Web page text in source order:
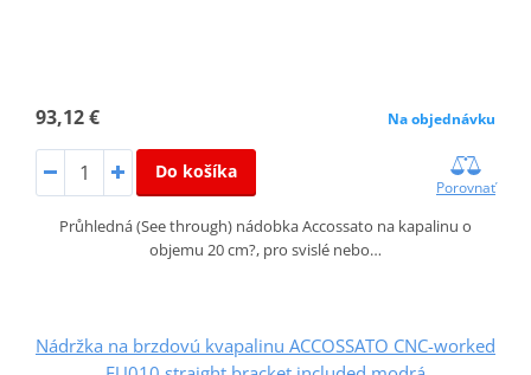
93,12 € Na objednávku
Do košíka
Porovnať
Průhledná (See through) nádobka Accossato na kapalinu o
objemu 20 cm?, pro svislé nebo…
Nádržka na brzdovú kvapalinu ACCOSSATO CNC-worked